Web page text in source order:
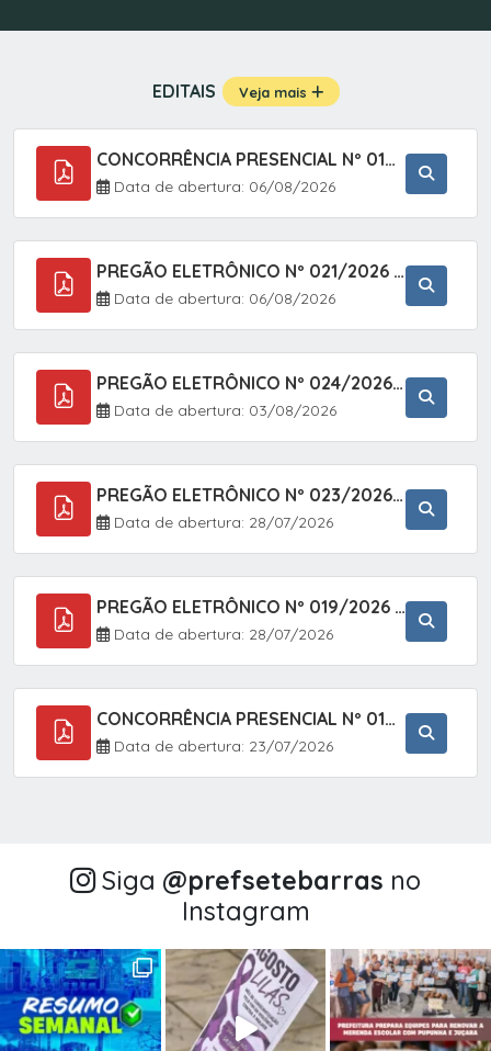
EDITAIS Veja mais
CONCORRÊNCIA PRESENCIAL Nº 019/2025 - PAVIMENTAÇÃO ASFÁLTICA EM TRECHO DA RUA 2 NO BAIRRO VILA SOARES NO MUNICÍPIO DE SETE BARRAS/SP.
Data de abertura: 06/08/2026
PREGÃO ELETRÔNICO Nº 021/2026 - AQUISIÇÃO DE CONTENTORES E CARRINHOS, DESTINADOS A COLETIVA E MANEJO DE RESÍDUOS SÓLIDOS, ATRAVÉS DO SISTEMA DE REGISTRO DE PREÇOS (SRP)
Data de abertura: 06/08/2026
PREGÃO ELETRÔNICO Nº 024/2026 - AQUISIÇÃO DE GÁS MEDICINAL TIPO OXIGÊNIO (1,00 M3, 3,00 M3 E 10,00 M3), EM ATENDIMENTO À SECRETARIA MUNICIPAL DE SAÚDE, ATRAVÉS DO SISTEMA DE REGISTRO DE PREÇOS (SRP)
Data de abertura: 03/08/2026
PREGÃO ELETRÔNICO Nº 023/2026 - AQUISIÇÃO DE ENXOVAL INFANTIL, EM ATENDIMENTO À SECRETARIA MUNICIPAL DE EDUCAÇÃO, ATRAVÉS DO SISTEMA DE REGISTRO DE PREÇOS (SRP).
Data de abertura: 28/07/2026
PREGÃO ELETRÔNICO Nº 019/2026 - CONTRATAÇÃO DE EMPRESA ESPECIALIZADA PARA A PRESTAÇÃO DE SERVIÇOS VETERINÁRIOS CLÍNICOS E CIRÚRGICOS, COM FOCO EM AÇÕES DE SAÚDE PÚBLICA, BEM-ESTAR ANIMAL E CONTROLE POPULACIONAL ÉTICO DE CÃES E GATOS, EM ATENDIMENTO À
Data de abertura: 28/07/2026
CONCORRÊNCIA PRESENCIAL Nº 018/2026 - PAVIMENTAÇÃO ASFÁLTICA NO BAIRRO VOTUPOCA ? ESTRADA DA RAPOSA, NO MUNICÍPIO DE SETE BARRAS/SP
Data de abertura: 23/07/2026
Siga @‌prefsetebarras no
Instagram